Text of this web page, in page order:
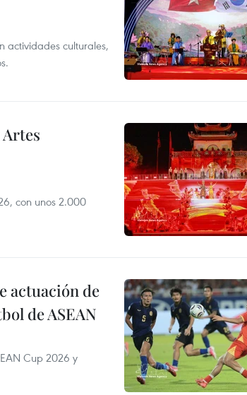
actividades culturales,
con unos 2.000
actuación de
de ASEAN
Cup 2026 y